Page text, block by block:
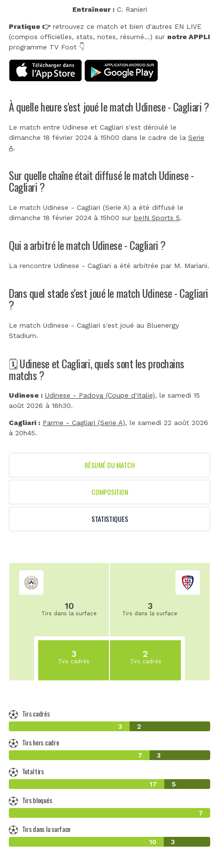
Entraîneur :C. Ranieri
Pratique 👉retrouvez ce match et bien d'autres EN LIVE
(compos officielles, stats, notes, résumé...) sur notre APPLI
programme TV Foot 👇
À quelle heure s'est joué le match Udinese - Cagliari ?
Le match entre Udinese et Cagliari s'est déroulé le
dimanche 18 février 2024 à 15h00 dans le cadre de la Serie
A.
Sur quelle chaîne était diffusé le match Udinese -
Cagliari ?
Le match Udinese - Cagliari (Serie A) a été diffusé le
dimanche 18 février 2024 à 15h00 sur beIN Sports 5.
Qui a arbitré le match Udinese - Cagliari ?
La rencontre Udinese - Cagliari a été arbitrée par M. Mariani.
Dans quel stade s'est joué le match Udinese - Cagliari
?
Le match Udinese - Cagliari s'est joué au Bluenergy
Stadium.
🗓️ Udinese et Cagliari, quels sont les prochains
matchs ?
Udinese : Udinese - Padova (Coupe d'Italie), le samedi 15
août 2026 à 18h30.
Cagliari : Parme - Cagliari (Serie A), le samedi 22 août 2026
à 20h45.
RÉSUMÉ DU MATCH
COMPOSITION
STATISTIQUES
10
Tirs dans la surface
3
Tirs cadrés
3
Tirs dans la surface
2
Tirs cadrés
Tirs cadrés
3 2
Tirs hors cadre
7 3
Total tirs
17 5
Tirs bloqués
7
Tirs dans la surface
10 3